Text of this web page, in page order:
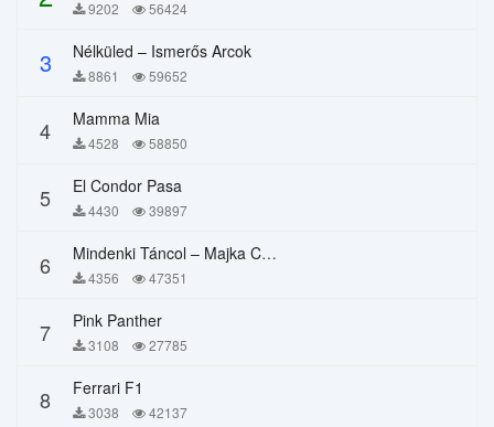
9202 56424
3 Nélküled – Ismerős Arcok
8861 59652
4 Mamma Mia
4528 58850
5 El Condor Pasa
4430 39897
6 Mindenki Táncol – Majka Curtis, Péter Majoros
4356 47351
7 Pink Panther
3108 27785
8 Ferrari F1
3038 42137